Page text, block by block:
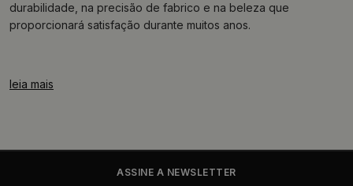
durabilidade, na precisão de fabrico e na beleza que
proporcionará satisfação durante muitos anos.
leia mais
ASSINE A NEWSLETTER